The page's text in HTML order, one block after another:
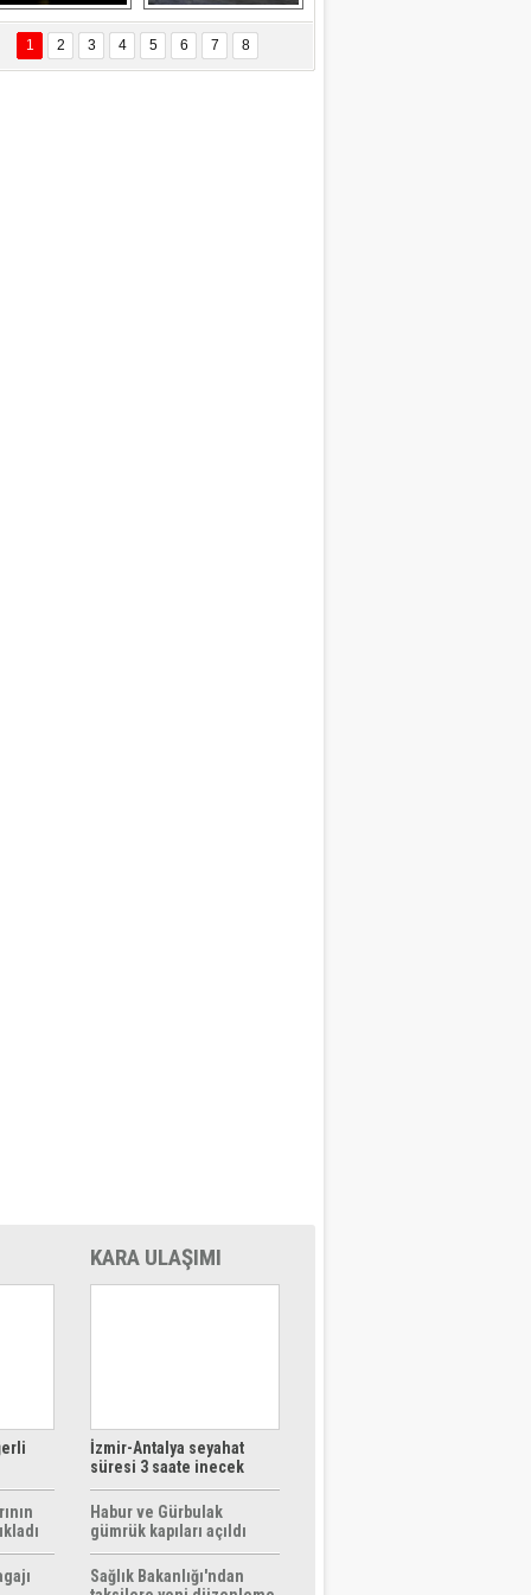
ÖZYANIK
Değişti?
Delta uçağına
yıldırım çarptı
Ford Focus RS
(2015)
1 2 3 4 5 6 7 8
KARA ULAŞIMI
İzmir-Antalya seyahat
süresi 3 saate inecek
Habur ve Gürbulak
gümrük kapıları açıldı
Sağlık Bakanlığı'ndan